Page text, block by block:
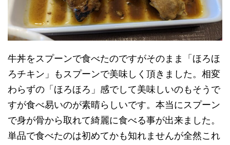
牛丼をスプーンで食べたのですがそのまま「ほろほ
ろチキン」もスプーンで美味しく頂きました。相変
わらずの「ほろほろ」感でして美味しいのもそうで
すが食べ易いのが素晴らしいです。本当にスプーン
で身が骨から取れて綺麗に食べる事が出来ました。
単品で食べたのは初めてかも知れませんが全然これ